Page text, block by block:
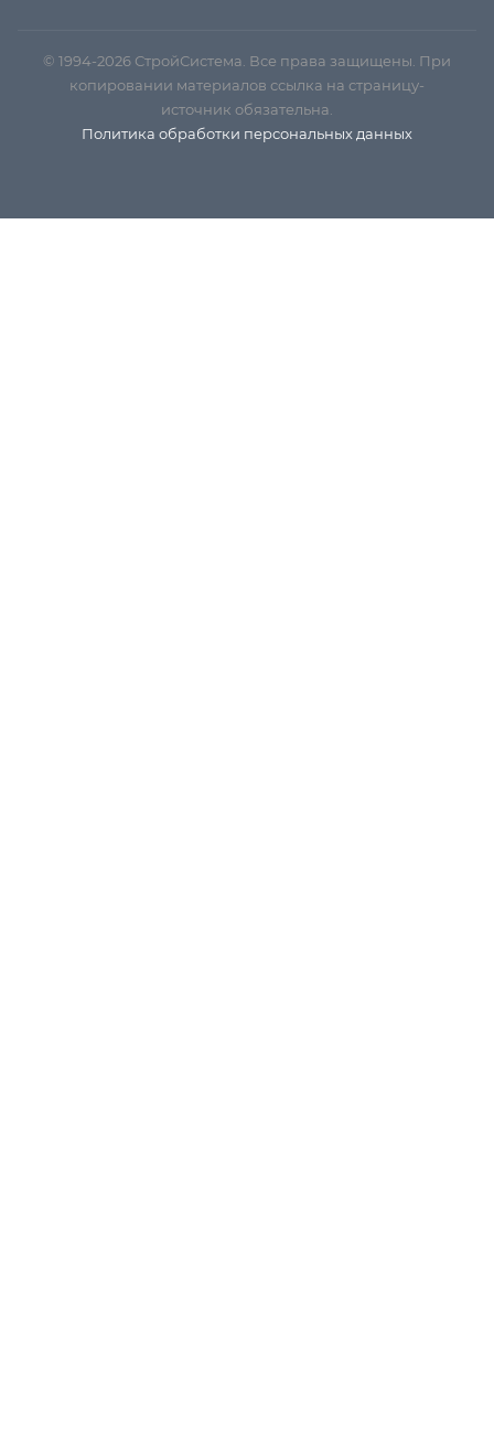
© 1994-2026 СтройСистема. Все права защищены. При
копировании материалов ссылка на страницу-
источник обязательна.
Политика обработки персональных данных